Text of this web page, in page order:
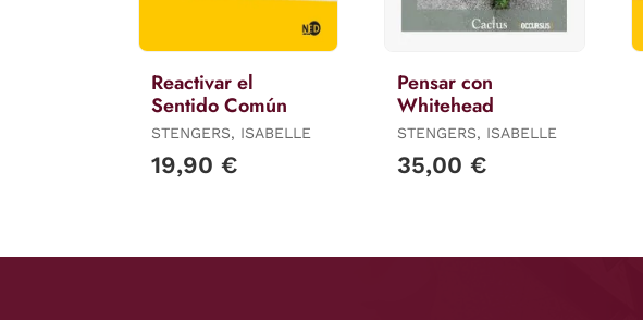
Reactivar el
Sentido Común
STENGERS, ISABELLE
19,90 €
Pensar con
Whitehead
STENGERS, ISABELLE
35,00 €